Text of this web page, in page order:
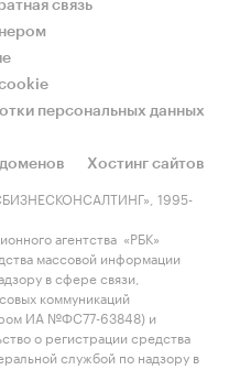
связь
персональных данных
Хостинг сайтов
1995-
агентства «РБК»
массовой информации
в сфере связи,
коммуникаций
ИА №ФС77-63848) и
о регистрации средства
службой по надзору в